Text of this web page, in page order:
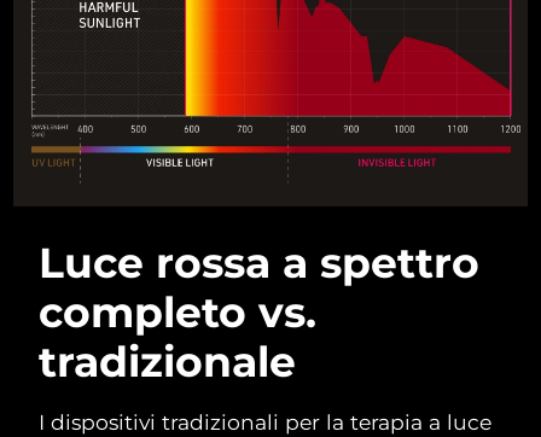
Luce rossa a spettro
completo vs.
tradizionale
I dispositivi tradizionali per la terapia a luce
Filippine Consegna stimata
Polonia Consegna stimata 8/11/26
Portogallo Consegna stimata 8/10/26
Qatar Consegna stimata8/11/26
Riunione Consegna stimata
Romania
Russia Consegna stimata 8/18/26